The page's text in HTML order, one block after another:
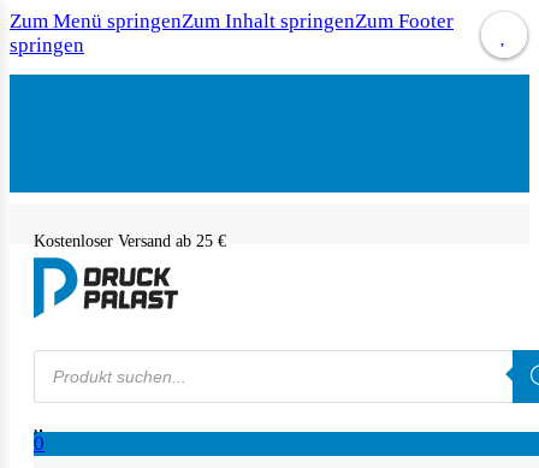
Zum Menü springenZum Inhalt springenZum Footer
springen
Kostenloser Versand ab 25 €
Products
search
0